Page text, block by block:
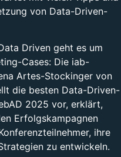
von Data-Driven-
Driven geht es um
Cases: Die iab-
Artes-Stockinger von
die besten Data-Driven-
2025 vor, erklärt,
Erfolgskampagnen
ihre
zu entwickeln.